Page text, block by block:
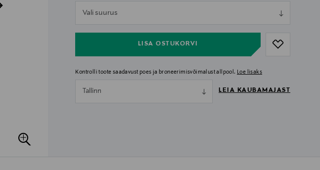
Vali suurus
LISA OSTUKORVI
Kontrolli toote saadavust poes ja broneerimisvõimalust allpool. Loe lisaks
Tallinn LEIA KAUBAMAJAST